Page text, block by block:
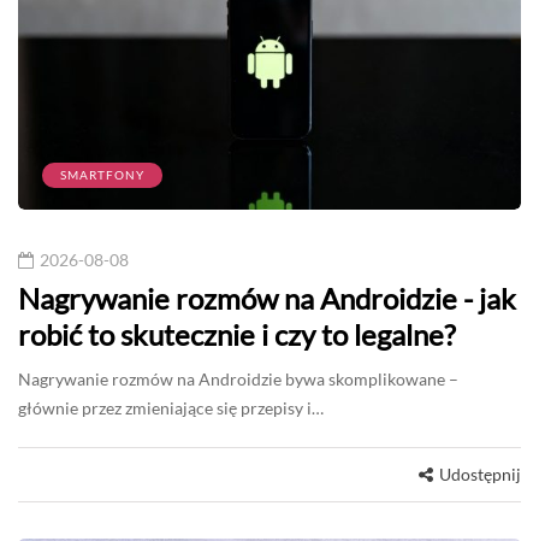
SMARTFONY
2026-08-08
Nagrywanie rozmów na Androidzie - jak
robić to skutecznie i czy to legalne?
Nagrywanie rozmów na Androidzie bywa skomplikowane –
głównie przez zmieniające się przepisy i…
Udostępnij